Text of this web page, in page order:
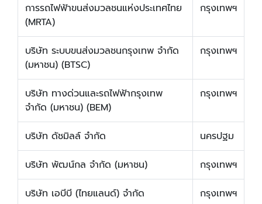
การรถไฟฟ้าขนส่งมวลชนแห่งประเทศไทย
(MRTA)
กรุงเทพฯ
บริษัท ระบบขนส่งมวลชนกรุงเทพ จำกัด
(มหาชน) (BTSC)
กรุงเทพฯ
บริษัท ทางด่วนและรถไฟฟ้ากรุงเทพ
จำกัด (มหาชน) (BEM)
กรุงเทพฯ
บริษัท ดัชมิลล์ จำกัด นครปฐม
บริษัท พัฒน์กล จำกัด (มหาชน) กรุงเทพฯ
บริษัท เอบีบี (ไทยแลนด์) จำกัด กรุงเทพฯ